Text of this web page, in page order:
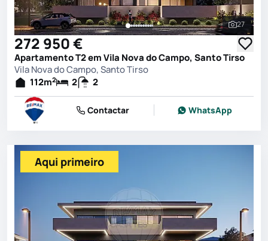
Ver
27
272 950 €
Apartamento T2 em Vila Nova do Campo, Santo Tirso
Vila Nova do Campo, Santo Tirso
112m2 2 2
Contactar WhatsApp
Aqui primeiro